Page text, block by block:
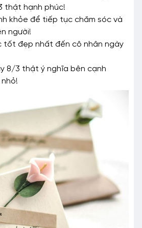
thật hạnh phúc!
khỏe để tiếp tục chăm sóc và
người!
tốt đẹp nhất đến cô nhân ngày
8/3 thật ý nghĩa bên cạnh